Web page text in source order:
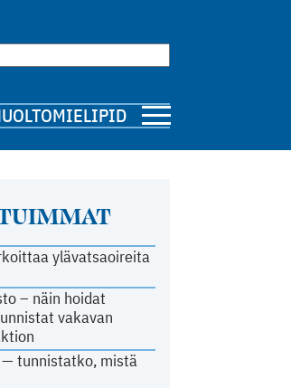
MIELIPIDE
ylävatsaoireita
– näin hoidat
vakavan
tunnistatko, mistä